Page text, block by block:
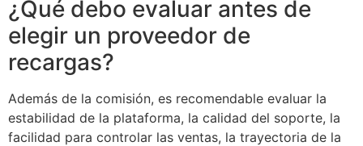
¿Qué debo evaluar antes de
elegir un proveedor de
recargas?
Además de la comisión, es recomendable evaluar la
estabilidad de la plataforma, la calidad del soporte, la
facilidad para controlar las ventas, la trayectoria de la